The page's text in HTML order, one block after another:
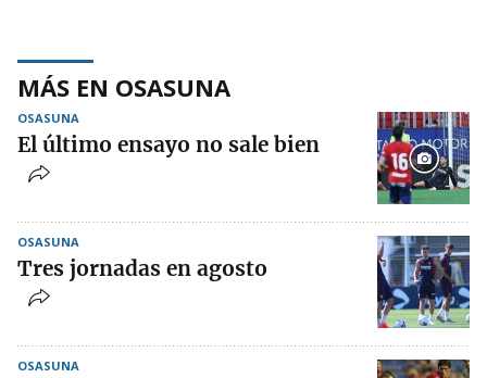
MÁS EN OSASUNA
OSASUNA
El último ensayo no sale bien
OSASUNA
Tres jornadas en agosto
OSASUNA